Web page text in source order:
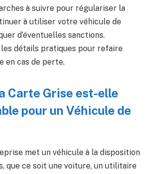
à suivre pour régulariser la
à utiliser votre véhicule de
d’éventuelles sanctions.
détails pratiques pour refaire
en cas de perte.
Carte Grise est-elle
pour un Véhicule de
met un véhicule à la disposition
que ce soit une voiture, un utilitaire